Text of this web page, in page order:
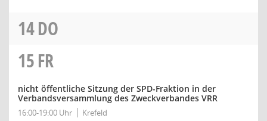
14DO
15FR
nicht öffentliche Sitzung der SPD-Fraktion in der
Verbandsversammlung des Zweckverbandes VRR
16:00-19:00 Uhr Krefeld